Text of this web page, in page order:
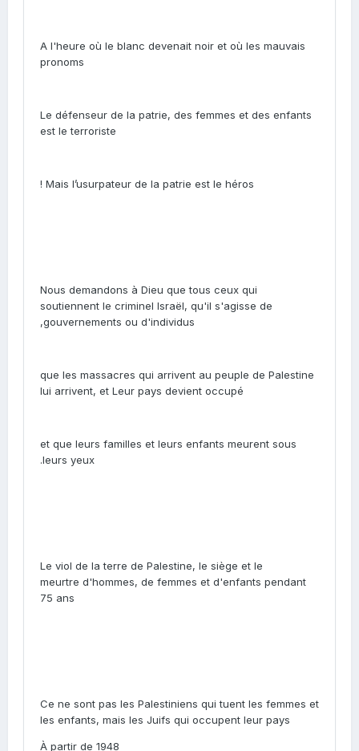
A l'heure où le blanc devenait noir et où les mauvais
pronoms
Le défenseur de la patrie, des femmes et des enfants
est le terroriste
Mais l’usurpateur de la patrie est le héros
!
Nous demandons à Dieu que tous ceux qui
soutiennent le criminel Israël, qu'il s'agisse de
gouvernements ou d'individus
,
que les massacres qui arrivent au peuple de Palestine
lui arrivent, et Leur pays devient occupé
et que leurs familles et leurs enfants meurent sous
leurs yeux
.
Le viol de la terre de Palestine, le siège et le
meurtre d'hommes, de femmes et d'enfants pendant
75 ans
Ce ne sont pas les Palestiniens qui tuent les femmes et
les enfants, mais les Juifs qui occupent leur pays
À partir de 1948